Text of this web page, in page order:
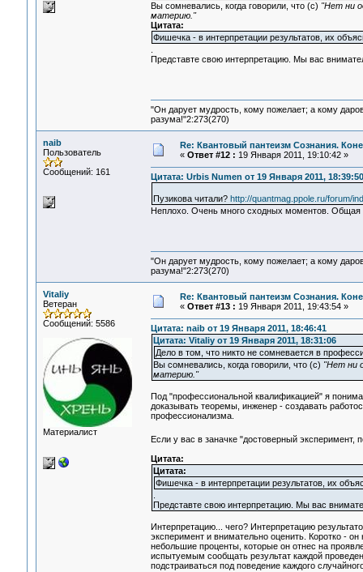
Вы сомневались, когда говорили, что (c) "Нет ни
материю."
Цитата:
Фишечка - в интерпретации результатов, их
Представте свою интерпретацию. Мы вас
"Он дарует мудрость, кому пожелает; а кому
разума!"2:273(270)
naib
Пользователь
Сообщений: 161
Re: Квантовый пантеизм Сознания.
« Ответ #12 : 19 Января 2011, 19:10:42 »
Цитата: Urbis Numen от 19 Января 2011, 18:39:50
Пузикова читали? http://quantmag.ppole.ru/forum/
Неплохо. Очень много сходных моментов. Общая
"Он дарует мудрость, кому пожелает; а кому
разума!"2:273(270)
Vitaliy
Ветеран
Сообщений: 5586
Материалист
Re: Квантовый пантеизм Сознания.
« Ответ #13 : 19 Января 2011, 19:43:54 »
Цитата: naib от 19 Января 2011, 18:46:41
Цитата: Vitaliy от 19 Января 2011, 18:31:06
Дело в том, что никто не сомневается в
Вы сомневались, когда говорили, что (c) "Нет ни
материю."
Под "профессиональной квалификацией" я
доказывать теоремы, инженер - создавать
профессионализма.
Если у вас в заначке "достоверный
Цитата:
Цитата:
Фишечка - в интерпретации результатов, их
Представте свою интерпретацию. Мы вас
Интерпретацию... чего? Интерпретацию
эксперимент и внимательно оценить. Коротко -
небольшие проценты, которые он отнес на
испытуемым сообщать результат каждой
подстраиваться под поведение каждого